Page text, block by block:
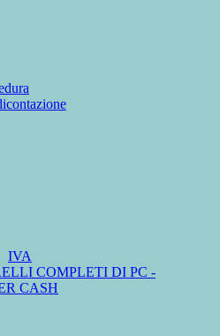
IVA
COMPLETI DI PC -
CASH